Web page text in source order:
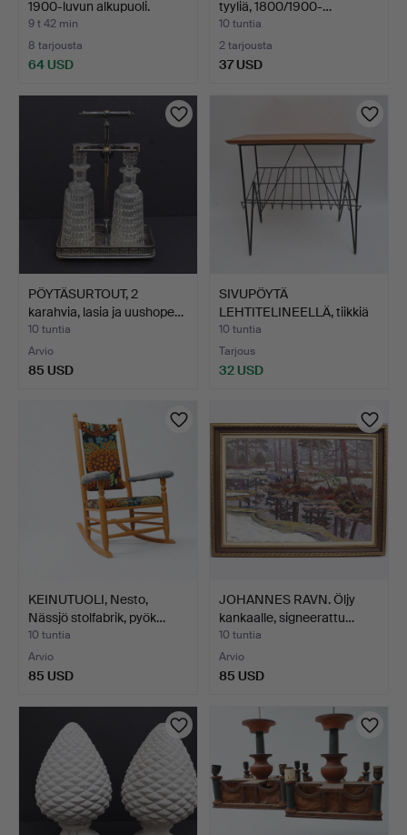
1900-luvun alkupuoli.
9 t 42 min
8 tarjousta
64 USD
tyyliä, 1800/1900-…
10 tuntia
2 tarjousta
37 USD
PÖYTÄSURTOUT, 2
karahvia, lasia ja uushope…
10 tuntia
Arvio
85 USD
SIVUPÖYTÄ
LEHTITELINEELLÄ, tiikkiä
ja meta…
10 tuntia
Tarjous
32 USD
KEINUTUOLI, Nesto,
Nässjö stolfabrik, pyök…
10 tuntia
Arvio
85 USD
JOHANNES RAVN. Öljy
kankaalle, signeerattu…
10 tuntia
Arvio
85 USD